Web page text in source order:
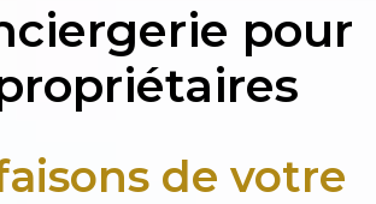
pour
de votre